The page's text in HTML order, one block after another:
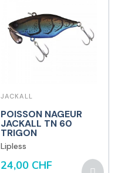
JACKALL
POISSON NAGEUR
JACKALL TN 60
TRIGON
Lipless
24,00 CHF